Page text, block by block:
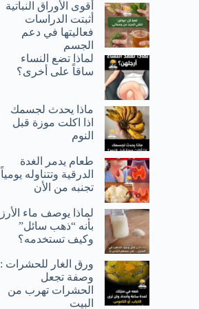
أقوى الأوراق النباتية
أثبتت الدراسات
فعاليتها في دعم
الجسم
لماذا تضع النساء
ساقاً على أخرى؟
ماذا يحدث لجسمك
اذا اكلت موزة قبل
النوم
طعام يدمر الغدة
الدرقية وتتناوله يومياً
تجنبه من الأن
لماذا يوصف ماء الأرز
بأنه “ذهب سائل”
وكيف تستخدمه؟
ورق الغار للحشرات :
وصفة تجعل
الحشرات تهرب من
البيت